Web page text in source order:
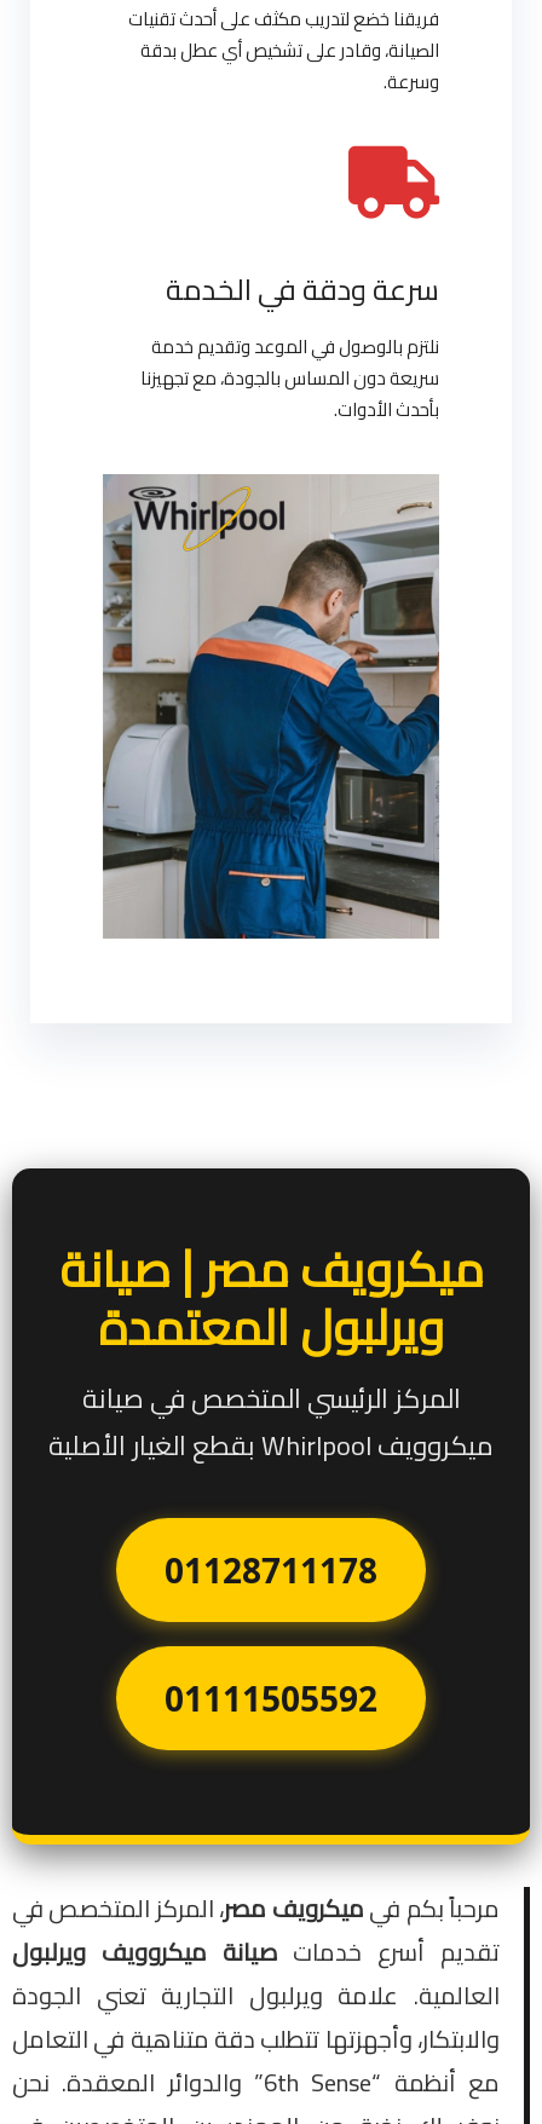
فريقنا خضع لتدريب مكثف على أحدث تقنيات
الصيانة، وقادر على تشخيص أي عطل بدقة
وسرعة.
سرعة ودقة في الخدمة
نلتزم بالوصول في الموعد وتقديم خدمة
سريعة دون المساس بالجودة، مع تجهيزنا
بأحدث الأدوات.
ميكرويف مصر | صيانة
ويرلبول المعتمدة
المركز الرئيسي المتخصص في صيانة
ميكروويف Whirlpool بقطع الغيار الأصلية
01128711178
01111505592
مرحباً بكم فيميكرويف مصر، المركز المتخصص في
تقديم أسرع خدمات صيانة ميكروويف ويرلبول
العالمية. علامة ويرلبول التجارية تعني الجودة
والابتكار، وأجهزتها تتطلب دقة متناهية في التعامل
مع أنظمة “6th Sense” والدوائر المعقدة. نحن